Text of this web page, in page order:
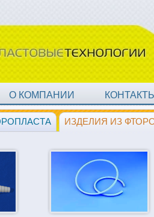
О КОМПАНИИ
ИЗДЕЛИЯ ИЗ